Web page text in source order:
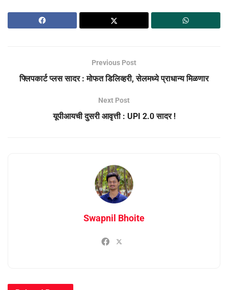
Previous Post
फ्लिपकार्ट प्लस सादर : मोफत डिलिव्हरी, सेलमध्ये प्राधान्य मिळणार
Next Post
यूपीआयची दुसरी आवृत्ती : UPI 2.0 सादर !
Swapnil Bhoite